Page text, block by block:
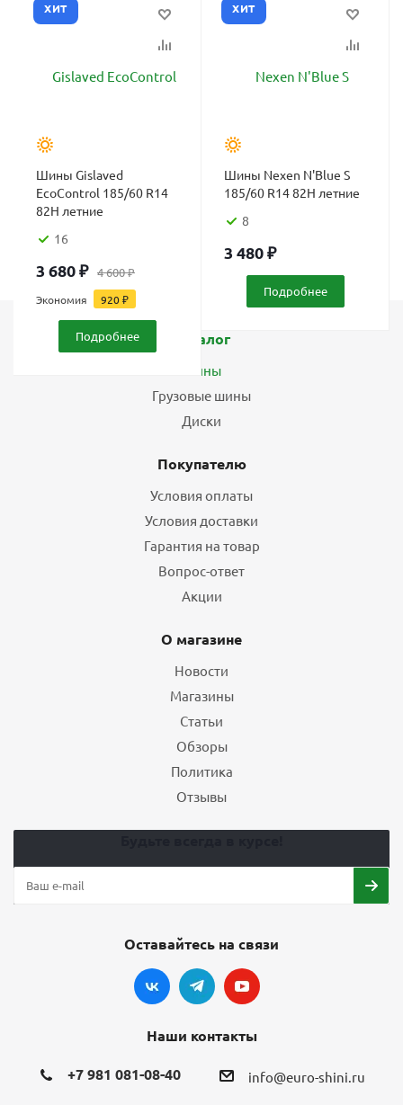
ХИТ
Шины Gislaved
EcoControl 185/60 R14
82H летние
16
3 680₽ 4 600₽
Экономия 920₽
Подробнее
ХИТ
Шины Nexen N'Blue S
185/60 R14 82H летние
8
3 480₽
Подробнее
Каталог
Шины
Грузовые шины
Диски
Покупателю
Условия оплаты
Условия доставки
Гарантия на товар
Вопрос-ответ
Акции
О магазине
Новости
Магазины
Статьи
Обзоры
Политика
Отзывы
Оставайтесь на связи
Наши контакты
+7 981 081-08-40 info@euro-shini.ru